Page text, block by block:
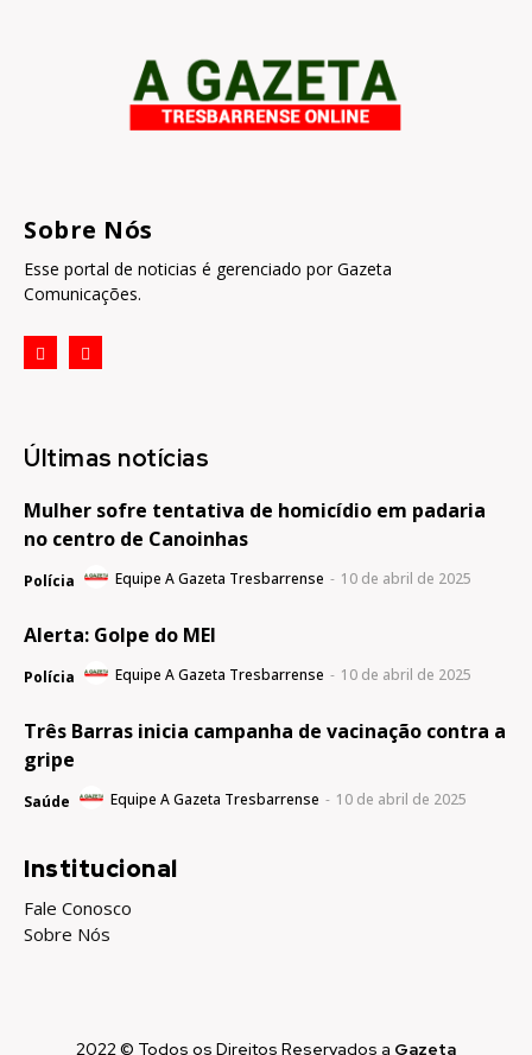
Sobre Nós
Esse portal de noticias é gerenciado por Gazeta
Comunicações.
Últimas notícias
Mulher sofre tentativa de homicídio em padaria
no centro de Canoinhas
Polícia Equipe A Gazeta Tresbarrense - 10 de abril de 2025
Alerta: Golpe do MEI
Polícia Equipe A Gazeta Tresbarrense - 10 de abril de 2025
Três Barras inicia campanha de vacinação contra a
gripe
Saúde Equipe A Gazeta Tresbarrense - 10 de abril de 2025
Institucional
Fale Conosco
Sobre Nós
2022 © Todos os Direitos Reservados a Gazeta